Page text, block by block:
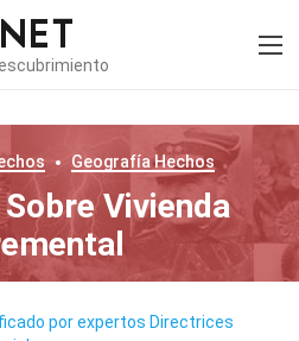
GeografíaHechos
Vivienda
por expertos Directrices